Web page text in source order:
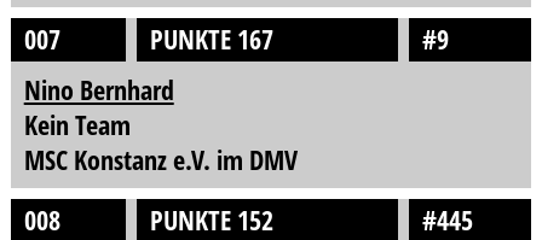
007
PUNKTE 167
#9
Nino Bernhard
Kein Team
MSC Konstanz e.V. im DMV
008
PUNKTE 152
#445